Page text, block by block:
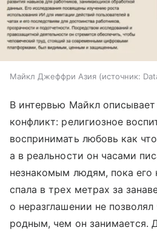
Майкл Джеффри Азия источник:
В интервью Майкл
конфликт: религиозное
воспринимать любовь как
а в реальности он часами
незнакомым людям, пока его
спала в трех метрах за
о неразглашении не позволял
родным, чем он занимается.